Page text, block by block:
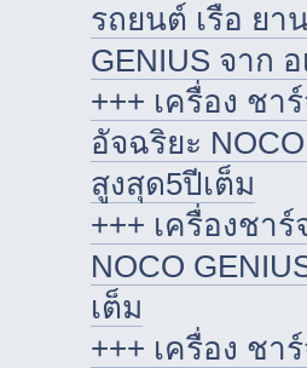
รถยนต์ เรือ ย
GENIUS จาก
+++ เครื่อง ชา
อัจฉริยะ
สูงสุด5ปีเต็ม
+++ เครื่องชา
NOCO
เต็ม
+++ เครื่อง ช